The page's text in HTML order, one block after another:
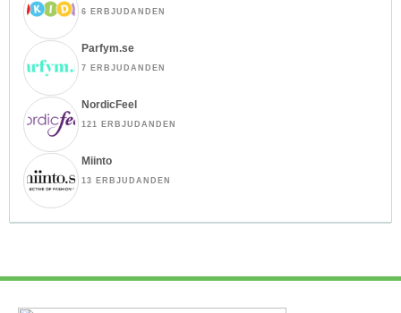
6 ERBJUDANDEN
Parfym.se
7 ERBJUDANDEN
NordicFeel
121 ERBJUDANDEN
Miinto
13 ERBJUDANDEN